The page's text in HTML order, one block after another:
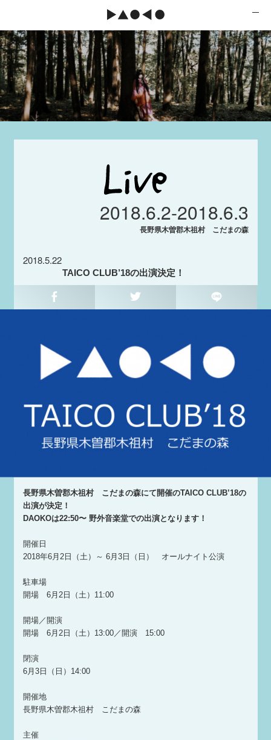
2018.5.22
TAICO CLUB’18の出演決定！
2018.6.2-2018.6.3
長野県木曽郡木祖村 こだまの森
長野県木曽郡木祖村 こだまの森にて開催のTAICO CLUB’18の
出演が決定！
DAOKOは22:50〜 野外音楽堂での出演となります！
開催日
2018年6月2日（土）～ 6月3日（日） オールナイト公演
駐車場
開場 6月2日（土）11:00
開場／開演
開場 6月2日（土）13:00／開演 15:00
閉演
6月3日（日）14:00
開催地
長野県木曽郡木祖村 こだまの森
主催